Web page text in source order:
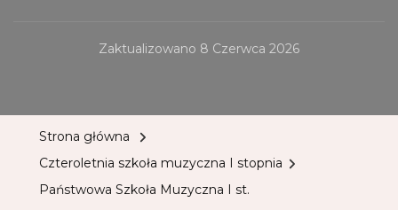
Zaktualizowano 8 Czerwca 2026
Strona główna
Czteroletnia szkoła muzyczna I stopnia
Państwowa Szkoła Muzyczna I st.